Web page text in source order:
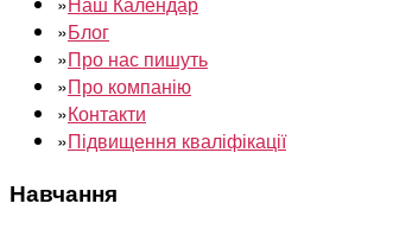
»Блог
»Про нас пишуть
»Про компанію
»Контакти
»Підвищення кваліфікації
Навчання